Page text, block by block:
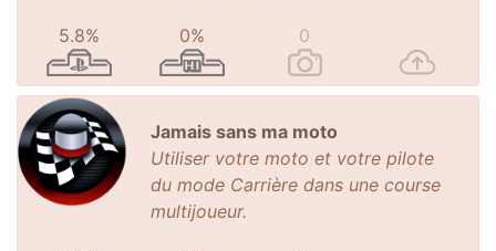
5.8% 0% 0
Jamais sans ma moto
Utiliser votre moto et votre pilote
du mode Carrière dans une course
multijoueur.